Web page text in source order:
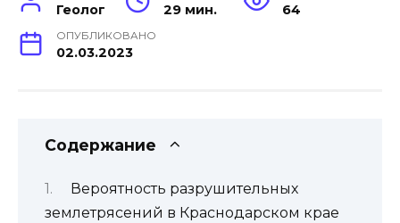
Геолог 29 мин. 64
ОПУБЛИКОВАНО
02.03.2023
Содержание
Вероятность разрушительных
землетрясений в Краснодарском крае